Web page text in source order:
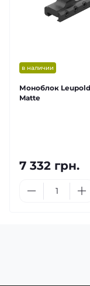
в наличии
Моноблок
Matte
7 332 грн.